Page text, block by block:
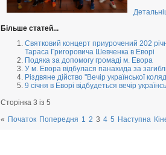
Більше статей...
Cвятковий концерт приурочений 202
Тараса Григоровича Шевченка в Еворі
Подяка за допомогу громаді м. Евора
У м. Евора відбулася панахида за
Різдвяне дійство ''Вечір української
9 січня в Еворі відбудеться вечір
Сторінка 3 із 5
« Початок Попередня 1 2 3 4 5 Наступна